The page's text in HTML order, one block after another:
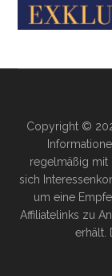
Copyright ©
regelmäßig mit
sich
um eine
Affiliatelinks zu
erhält.